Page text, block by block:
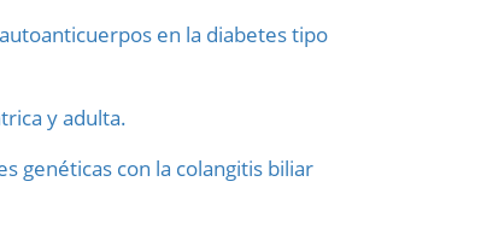
en la diabetes tipo
y adulta.
genéticas con la colangitis biliar